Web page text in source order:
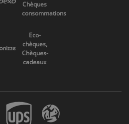
Chèques
consommations
Eco-
chèques,
Chèques-
cadeaux